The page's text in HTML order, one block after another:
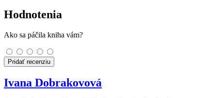
Hodnotenia
Ako sa páčila kniha vám?
Pridať recenziu
Ivana Dobrakovová